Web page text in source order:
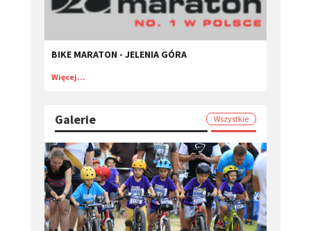
BIKE MARATON - JELENIA GÓRA
Więcej...
Galerie Wszystkie